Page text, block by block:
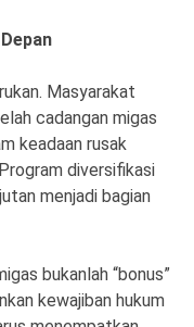
Masyarakat
cadangan migas
keadaan rusak
diversifikasi
menjadi bagian
bukanlah “bonus”
kewajiban hukum